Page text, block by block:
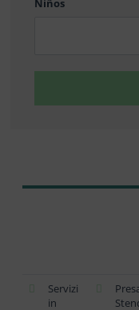
Niños
Servizi
in